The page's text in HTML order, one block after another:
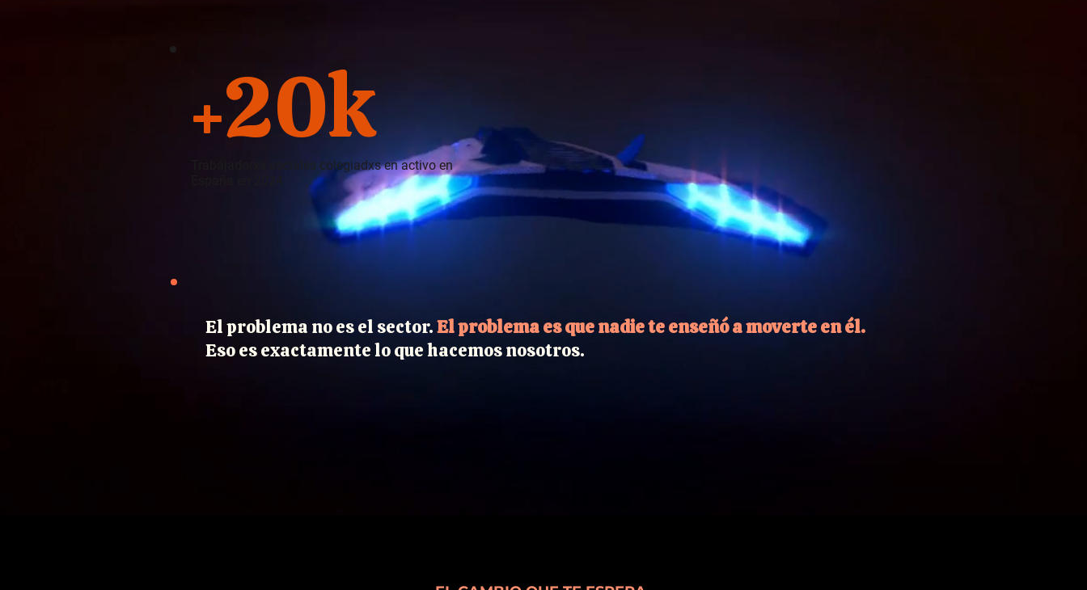
+20k
Trabajadorxs sociales colegiadxs en activo en
El problema no es el sector.El problema es que nadie te enseñó a moverte en él.
Eso es exactamente lo que hacemos nosotros.